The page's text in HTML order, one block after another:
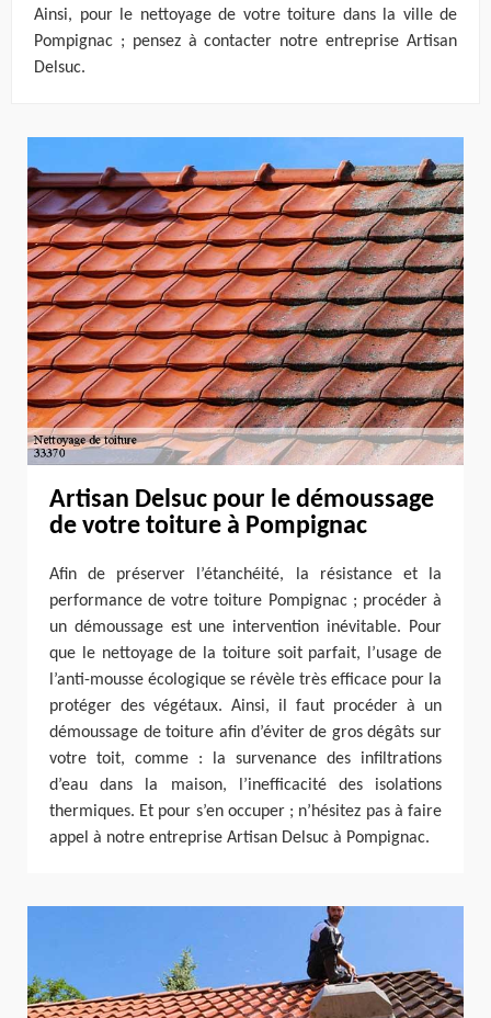
Ainsi, pour le nettoyage de votre toiture dans la ville de
Pompignac ; pensez à contacter notre entreprise Artisan
Delsuc.
Artisan Delsuc pour le démoussage
de votre toiture à Pompignac
Afin de préserver l’étanchéité, la résistance et la
performance de votre toiture Pompignac ; procéder à
un démoussage est une intervention inévitable. Pour
que le nettoyage de la toiture soit parfait, l’usage de
l’anti-mousse écologique se révèle très efficace pour la
protéger des végétaux. Ainsi, il faut procéder à un
démoussage de toiture afin d’éviter de gros dégâts sur
votre toit, comme : la survenance des infiltrations
d’eau dans la maison, l’inefficacité des isolations
thermiques. Et pour s’en occuper ; n’hésitez pas à faire
appel à notre entreprise Artisan Delsuc à Pompignac.